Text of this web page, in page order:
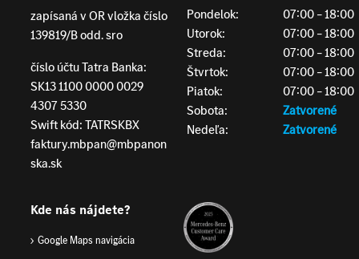
zapísaná v OR vložka číslo
139819/B odd. sro
číslo účtu Tatra Banka:
SK13 1100 0000 0029
4307 5330
Swift kód: TATRSKBX
faktury.mbpan@mbpanon
ska.sk
Pondelok:
07:00 – 18:00
Utorok:
07:00 – 18:00
Streda:
07:00 – 18:00
Štvrtok:
07:00 – 18:00
Piatok:
07:00 – 18:00
Sobota:
Zatvorené
Nedeľa:
Zatvorené
Kde nás nájdete?
Google Maps navigácia